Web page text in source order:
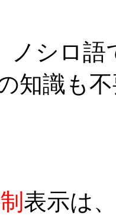
はし
知識も
表示は